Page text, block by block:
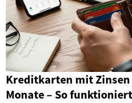
Kreditkarten mit
Monate – So